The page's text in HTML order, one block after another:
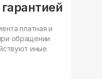
платная и
обращении
иные